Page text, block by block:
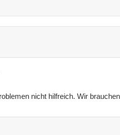
nicht hilfreich. Wir